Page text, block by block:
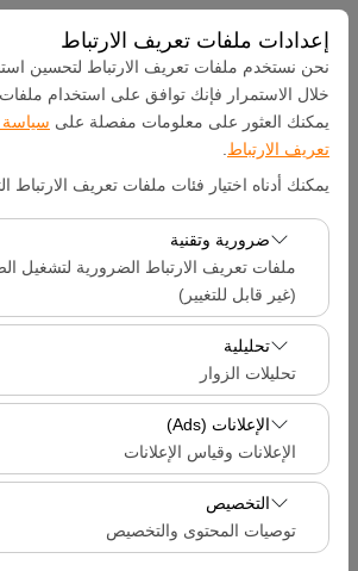
إعدادات ملفات تعريف الارتباط
نحن نستخدم ملفات تعريف الارتباط لتحسين
خلال الاستمرار فإنك توافق على استخدام ملفات
يمكنك العثور على معلومات مفصلة على سياسة
تعريف الارتباط
يمكنك أدناه اختيار فئات ملفات تعريف الارتباط
ضرورية وتقنية
ملفات تعريف الارتباط الضرورية لتشغيل
(غير قابل للتغيير)
تعد ملفات تعريف الارتباط هذه ضرورية
صحيح، والأمان، وإدارة الجلسات،
تعطيلها.
تحليلية
تحليلات الزوار
تتيح لنا ملفات تعريف الارتباط هذه تحليل
(عدد الزوار، الصفحات الأكثر زيارة، سلوك
تُستخدم هذه البيانات لقياس أداء الموقع
المستخدم بشكل مستمر.
الإعلانات (Ads)
الإعلانات وقياس الإعلانات
تتيح لنا ملفات تعريف الارتباط هذه عرض
تتناسب مع اهتماماتك وقياس فعالية حملاتنا
الظهور، معدل النقر).
التخصيص
توصيات المحتوى والتخصيص
بيك اب الموقع
Hatay Samandağ
تحديد موقع مختلف الانزال
تاريخ الالتقاط والوقت
تاريخ العودة والوقت